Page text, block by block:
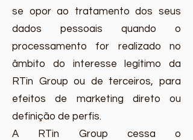
se opor ao tratamento dos seus
dados pessoais quando o
processamento for realizado no
âmbito do interesse legítimo da
RTin Group ou de terceiros, para
efeitos de marketing direto ou
definição de perfis.
A RTin Group cessa o